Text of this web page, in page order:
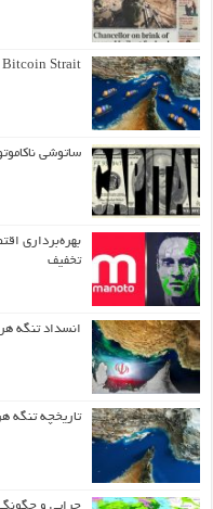
Bitcoin Strait
ساتوشی
بهره‌برداری
تخفیف
انسداد تنگه
تاریخچه تنگه
چرایی و